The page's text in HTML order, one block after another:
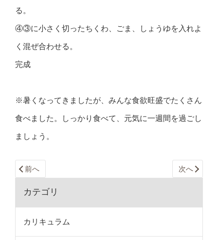
る。
④③に小さく切ったちくわ、ごま、しょうゆを入れよ
く混ぜ合わせる。
完成
※暑くなってきましたが、みんな食欲旺盛でたくさん
食べました。しっかり食べて、元気に一週間を過ごし
ましょう。
前へ 次へ
カテゴリ
カリキュラム